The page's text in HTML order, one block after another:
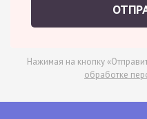
Нажимая на кнопку
обработке